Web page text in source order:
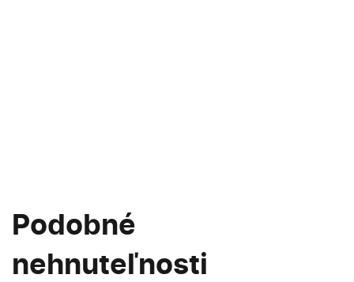
Podobné
nehnuteľnosti